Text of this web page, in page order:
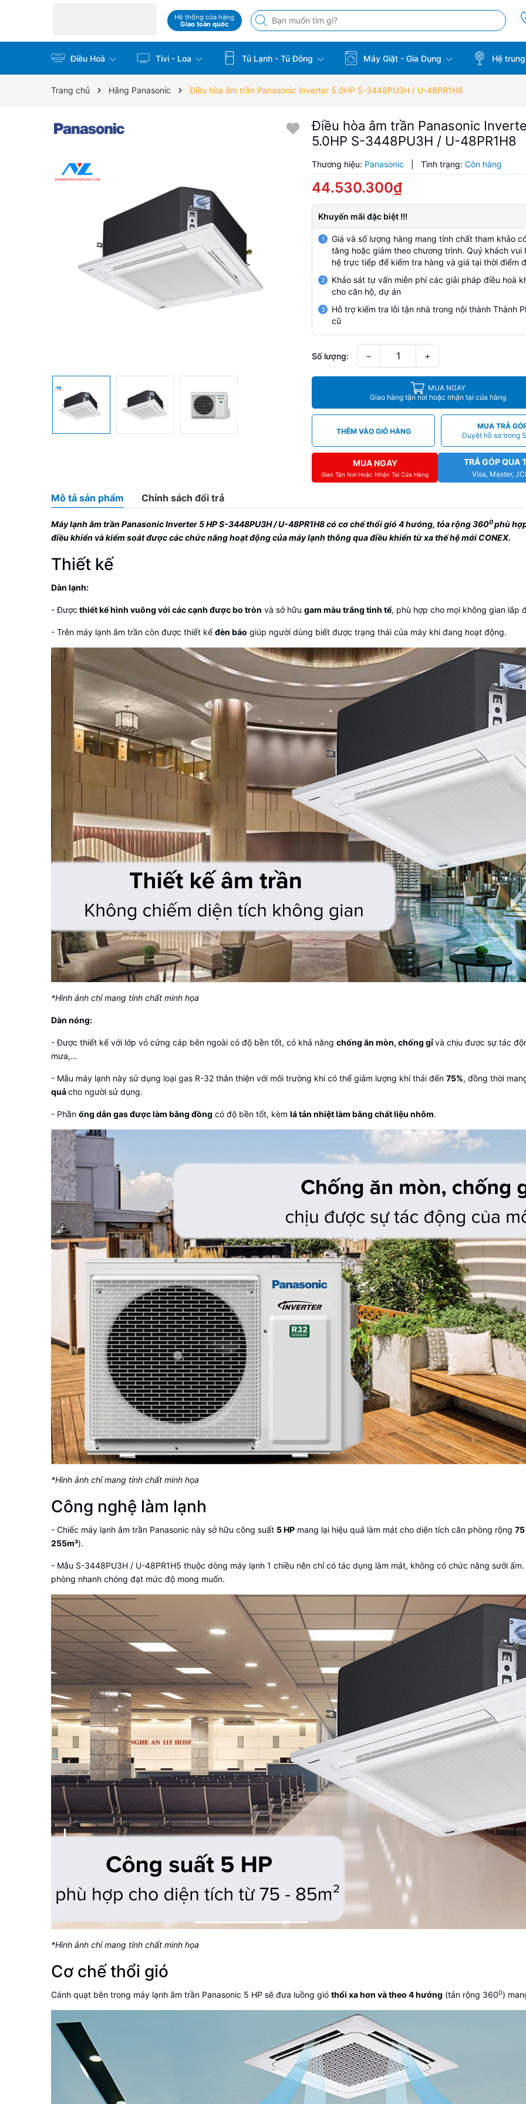
Hệ thống cửa hàng
Giao toàn quốc
Điều Hoà Tivi - Loa Tủ Lạnh - Tủ Đông Máy Giặt - Gia Dụng Hệ
Trang chủ Hãng Panasonic Điều hòa âm trần Panasonic Inverter 5.0HP S-3448PU3H / U-48PR1H8
Điều hòa âm trần Panasonic
5.0HP S-3448PU3H / U-48PR1H8
Thương hiệu: Panasonic Tình trạng: Còn hàng
44.530.300₫
Khuyến mãi đặc biệt !!!
1
Giá và số lượng hàng mang tính chất tham khảo
tăng hoặc giảm theo chương trình. Quý khách vui
hệ trực tiếp để kiểm tra hàng và giá tại thời điểm
2
Khảo sát tư vấn miễn phí các giải pháp điều hoà
cho căn hộ, dự án
3
Hỗ trợ kiểm tra lỗi tận nhà trong nội thành Thành
cũ
Số lượng: − +
MUA NGAY
Giao hàng tận nơi hoặc nhận tại cửa hàng
THÊM VÀO GIỎ HÀNG
MUA TRẢ
Duyệt hồ sơ trong
MUA NGAY
Giao Tận Nơi Hoặc Nhận Tại Cửa Hàng
TRẢ GÓP QUA
Visa, Master,
Mô tả sản phẩm Chính sách đổi trả
Máy lạnh âm trần Panasonic Inverter 5 HP S-3448PU3H / U-48PR1H8 có cơ chế thổi gió 4 hướng, tỏa rộng 3600phù
điều khiển và kiểm soát được các chức năng hoạt động của máy lạnh thông qua điều khiển từ xa thế hệ mới CONEX.
Thiết kế
Dàn lạnh:
- Được thiết kế hình vuông với các cạnh được bo tròn và sở hữu gam màu trắng tinh tế, phù hợp cho mọi không gian lắp
- Trên máy lạnh âm trần còn được thiết kếđèn báo giúp người dùng biết được trạng thái của máy khi đang hoạt động.
*Hình ảnh chỉ mang tính chất minh họa
Dàn nóng:
- Được thiết kế với lớp vỏ cứng cáp bên ngoài có độ bền tốt, có khả năng chống ăn mòn, chống gỉvà chịu được sự tác
mưa,…
- Mẫu máy lạnh này sử dụng loại gas R-32 thân thiện với môi trường khi có thể giảm lượng khí thải đến 75%, đồng thời
quảcho người sử dụng.
- Phần ống dẫn gas được làm bằng đồng có độ bền tốt, kèm lá tản nhiệt làm bằng chất liệu nhôm.
*Hình ảnh chỉ mang tính chất minh họa
Công nghệ làm lạnh
- Chiếc máy lạnh âm trần Panasonic này sở hữu công suất 5 HP mang lại hiệu quả làm mát cho diện tích căn phòng rộng
255m³).
- Mẫu S-3448PU3H / U-48PR1H5 thuộc dòng máy lạnh 1 chiều nên chỉ có tác dụng làm mát, không có chức năng sưởi
phòng nhanh chóng đạt mức độ mong muốn.
*Hình ảnh chỉ mang tính chất minh họa
Cơ chế thổi gió
Cánh quạt bên trong máy lạnh âm trần Panasonic 5 HP sẽ đưa luồng gió thổi xa hơn và theo 4 hướng (tản rộng 3600)